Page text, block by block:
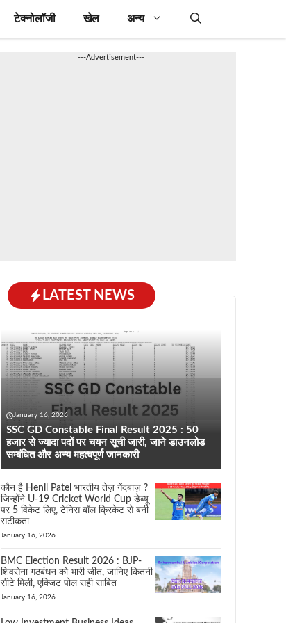
टेक्नोलॉजी खेल अन्य
---Advertisement---
LATEST NEWS
January 16, 2026
SSC GD Constable Final Result 2025 : 50
हजार से ज्यादा पदों पर चयन सूची जारी, जाने डाउनलोड
सम्बंधित और अन्य महत्वपूर्ण जानकारी
कौन है Henil Patel भारतीय तेज़ गेंदबाज़ ?
जिन्होंने U-19 Cricket World Cup डेब्यू
पर 5 विकेट लिए, टेनिस बॉल क्रिकेट से बनी
सटीकता
January 16, 2026
BMC Election Result 2026 : BJP-
शिवसेना गठबंधन को भारी जीत, जानिए कितनी
सीटे मिली, एक्जिट पोल सही साबित
January 16, 2026